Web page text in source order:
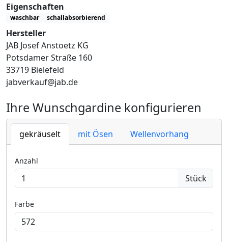
Eigenschaften
waschbar schallabsorbierend
Hersteller
JAB Josef Anstoetz KG
Potsdamer Straße 160
33719 Bielefeld
jabverkauf@jab.de
Ihre Wunschgardine konfigurieren
gekräuselt mit Ösen Wellenvorhang
Anzahl
Stück
Farbe